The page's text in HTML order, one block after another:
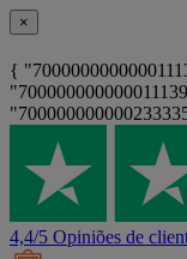
×
{
4,4/5 Opiniões de